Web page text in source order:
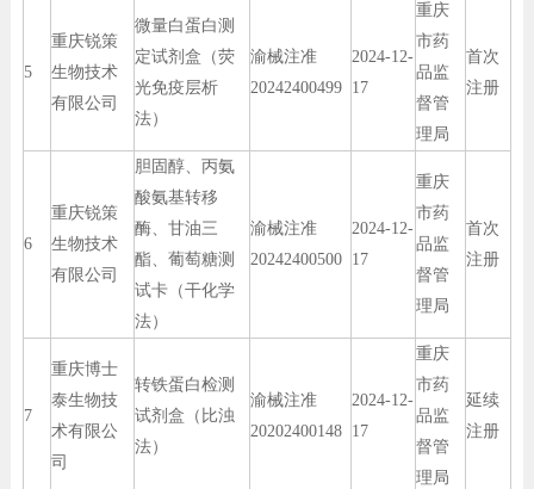
5
重庆锐策
生物技术
有限公司
微量白蛋白测
定试剂盒（荧
光免疫层析
法）
渝械注准
20242400499
2024-12-
17
重庆
市药
品监
督管
理局
首次
注册
6
重庆锐策
生物技术
有限公司
胆固醇、丙氨
酸氨基转移
酶、甘油三
酯、葡萄糖测
试卡（干化学
法）
渝械注准
20242400500
2024-12-
17
重庆
市药
品监
督管
理局
首次
注册
7
重庆博士
泰生物技
术有限公
司
转铁蛋白检测
试剂盒（比浊
法）
渝械注准
20202400148
2024-12-
17
重庆
市药
品监
督管
理局
延续
注册